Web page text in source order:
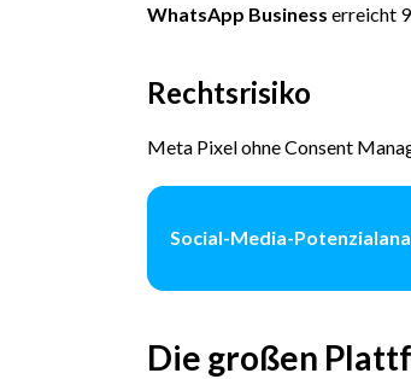
WhatsApp Business erreicht
Rechtsrisiko
Meta Pixel ohne Consent
Social-Media-
Die großen